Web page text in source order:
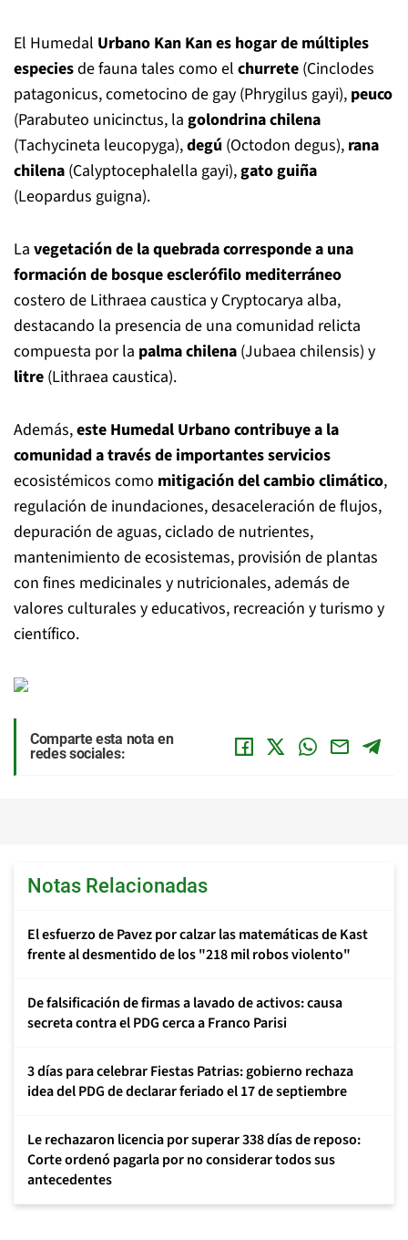
El Humedal Urbano Kan Kan es hogar de múltiples
especiesde fauna tales como el churrete (Cinclodes
patagonicus, cometocino de gay (Phrygilus gayi), peuco
(Parabuteo unicinctus, la golondrina chilena
(Tachycineta leucopyga),degú (Octodon degus), rana
chilena (Calyptocephalella gayi),gato guiña
(Leopardus guigna).
La vegetación de la quebrada corresponde a una
formación de bosque esclerófilo mediterráneo
costero de Lithraea caustica y Cryptocarya alba,
destacando la presencia de una comunidad relicta
compuesta por la palma chilena (Jubaea chilensis) y
litre (Lithraea caustica).
Además,este Humedal Urbano contribuye a la
comunidad a través de importantes servicios
ecosistémicos como mitigación del cambio climático,
regulación de inundaciones, desaceleración de flujos,
depuración de aguas, ciclado de nutrientes,
mantenimiento de ecosistemas, provisión de plantas
con fines medicinales y nutricionales, además de
valores culturales y educativos, recreación y turismo y
científico.
Comparte esta nota en
redes sociales:
Notas Relacionadas
El esfuerzo de Pavez por calzar las matemáticas de Kast
frente al desmentido de los "218 mil robos violento"
De falsificación de firmas a lavado de activos: causa
secreta contra el PDG cerca a Franco Parisi
3 días para celebrar Fiestas Patrias: gobierno rechaza
idea del PDG de declarar feriado el 17 de septiembre
Le rechazaron licencia por superar 338 días de reposo:
Corte ordenó pagarla por no considerar todos sus
antecedentes